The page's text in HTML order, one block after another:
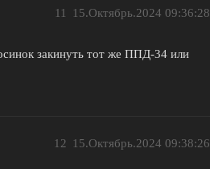
15.Октябрь.2024 09:36:28
11
закинуть тот же ППД-34 или
15.Октябрь.2024 09:38:26
12